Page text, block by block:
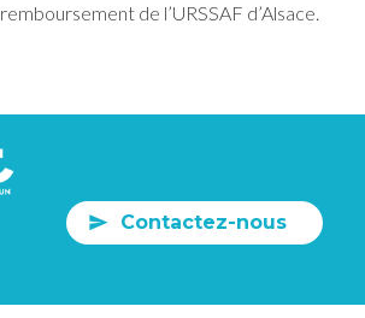
remboursement de l’URSSAF d’Alsace.
Contactez-nous